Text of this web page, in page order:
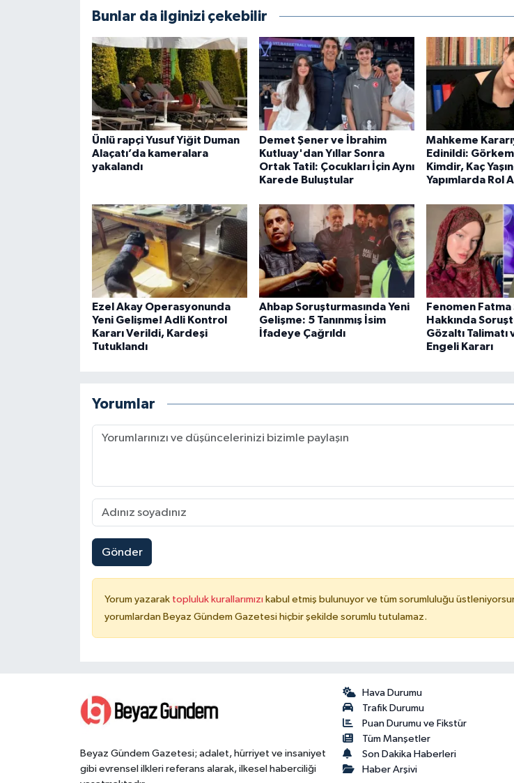
Bunlar da ilginizi çekebilir
Ünlü rapçi Yusuf Yiğit Duman
Alaçatı’da kameralara
yakalandı
Demet Şener ve İbrahim
Kutluay'dan Yıllar Sonra
Ortak Tatil: Çocukları İçin Aynı
Karede Buluştular
Mahkeme
Edinildi:
Kimdir, Kaç
Yapımlarda Rol
Ezel Akay Operasyonunda
Yeni Gelişme! Adli Kontrol
Kararı Verildi, Kardeşi
Tutuklandı
Ahbap Soruşturmasında Yeni
Gelişme: 5 Tanınmış İsim
İfadeye Çağrıldı
Fenomen Fatma
Hakkında
Gözaltı Talimatı
Engeli Kararı
Yorumlar
Gönder
Yorum yazarak topluluk kurallarımızı kabul etmiş bulunuyor ve tüm sorumluluğu
yorumlardan Beyaz Gündem Gazetesi hiçbir şekilde sorumlu tutulamaz.
Beyaz Gündem Gazetesi; adalet, hürriyet ve insaniyet
gibi evrensel ilkleri referans alarak, ilkesel haberciliği
Hava Durumu
Trafik Durumu
Puan Durumu ve Fikstür
Tüm Manşetler
Son Dakika Haberleri
Haber Arşivi